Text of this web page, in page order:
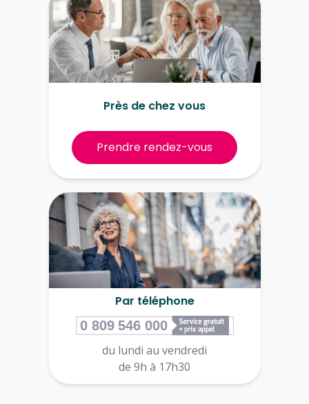
Près de chez vous
Prendre rendez-vous
Par téléphone
du lundi au vendredi
de 9h à 17h30